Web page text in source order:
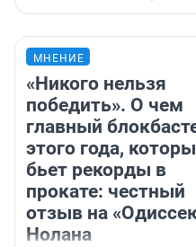
МНЕНИЕ
«Никого нельзя
победить». О чем
главный
этого года,
бьет рекорды в
прокате: честный
отзыв на
Нолана